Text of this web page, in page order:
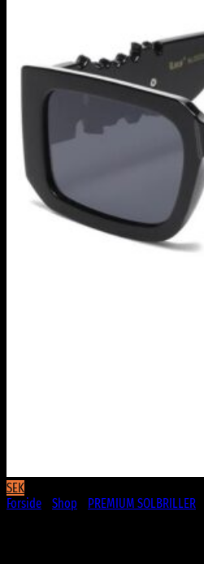
SEK
Forside
Shop PREMIUM SOLBRILLER